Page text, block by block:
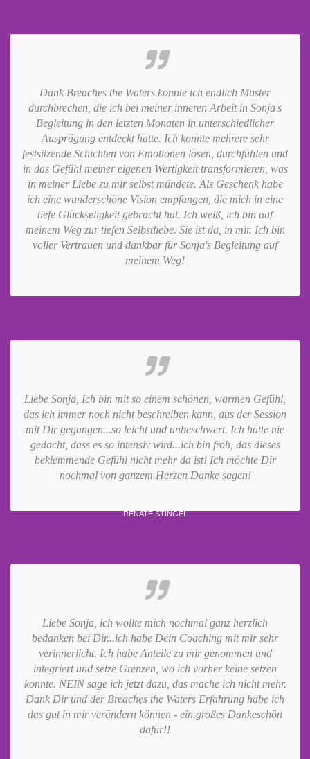
Dank Breaches the Waters konnte ich endlich Muster
durchbrechen, die ich bei meiner inneren Arbeit in Sonja's
Begleitung in den letzten Monaten in unterschiedlicher
Ausprägung entdeckt hatte. Ich konnte mehrere sehr
festsitzende Schichten von Emotionen lösen, durchfühlen und
in das Gefühl meiner eigenen Wertigkeit transformieren, was
in meiner Liebe zu mir selbst mündete. Als Geschenk habe
ich eine wunderschöne Vision empfangen, die mich in eine
tiefe Glückseligkeit gebracht hat. Ich weiß, ich bin auf
meinem Weg zur tiefen Selbstliebe. Sie ist da, in mir. Ich bin
voller Vertrauen und dankbar für Sonja's Begleitung auf
meinem Weg!
Liebe Sonja, Ich bin mit so einem schönen, warmen Gefühl,
das ich immer noch nicht beschreiben kann, aus der Session
mit Dir gegangen...so leicht und unbeschwert. Ich hätte nie
gedacht, dass es so intensiv wird...ich bin froh, das dieses
beklemmende Gefühl nicht mehr da ist! Ich möchte Dir
nochmal von ganzem Herzen Danke sagen!
RENATE STINGEL
Liebe Sonja, ich wollte mich nochmal ganz herzlich
bedanken bei Dir...ich habe Dein Coaching mit mir sehr
verinnerlicht. Ich habe Anteile zu mir genommen und
integriert und setze Grenzen, wo ich vorher keine setzen
konnte. NEIN sage ich jetzt dazu, das mache ich nicht mehr.
Dank Dir und der Breaches the Waters Erfahrung habe ich
das gut in mir verändern können - ein großes Dankeschön
dafür!!